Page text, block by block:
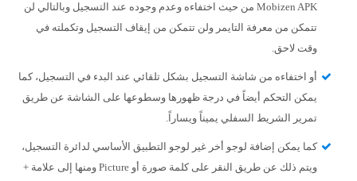
Mobizen APK من حيث اختفاءه وعدم وجوده عند التسجيل وبالتالي لن
تتمكن من معرفة التايمر ولن تتمكن من إيقاف التسجيل وتكملته في
وقت لاحق.
أو اختفاءه من شاشة التسجيل بشكل تلقائي عند البدء في التسجيل، كما
يمكن التحكم أيضاً في درجة ظهورها وسطوعها على الشاشة عن طريق
تمرير الشريط السفلي يميناً ويساراً.
كما يمكن إضافة لوجو أخر غير لوجو التطبيق الأساسي لدائرة التسجيل،
ويتم ذلك عن طريق النقر على كلمة صورة أو Picture ومنها إلى علامة +